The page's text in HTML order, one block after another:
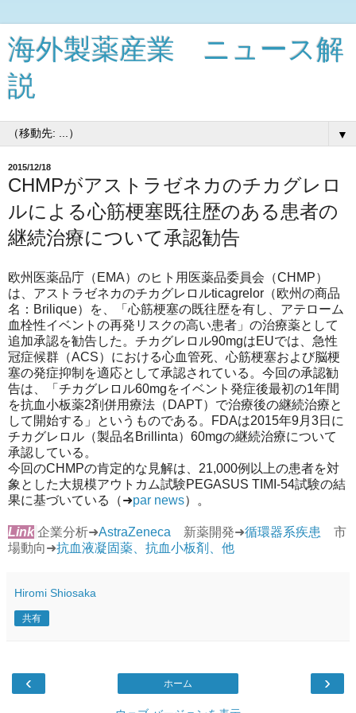
海外製薬産業 ニュース解
説
▼
2015/12/18
CHMPがアストラゼネカのチカグレロ
ルによる心筋梗塞既往歴のある患者の
継続治療について承認勧告
欧州医薬品庁（EMA）のヒト用医薬品委員会（CHMP）
は、アストラゼネカのチカグレロルticagrelor（欧州の商品
名：Brilique）を、「心筋梗塞の既往歴を有し、アテローム
血栓性イベントの再発リスクの高い患者」の治療薬として
追加承認を勧告した。チカグレロル90mgはEUでは、急性
冠症候群（ACS）における心血管死、心筋梗塞および脳梗
塞の発症抑制を適応として承認されている。今回の承認勧
告は、「チカグレロル60mgをイベント発症後最初の1年間
を抗血小板薬2剤併用療法（DAPT）で治療後の継続治療と
して開始する」というものである。FDAは2015年9月3日に
チカグレロル（製品名Brillinta）60mgの継続治療について
承認している。
今回のCHMPの肯定的な見解は、21,000例以上の患者を対
象とした大規模アウトカム試験PEGASUS TIMI-54試験の結
果に基づいている（➜par news）。
Link 企業分析➜AstraZeneca 新薬開発➜循環器系疾患
市
場動向➜抗血液凝固薬、抗血小板剤、他
Hiromi Shiosaka
共有
‹ ›
ホーム